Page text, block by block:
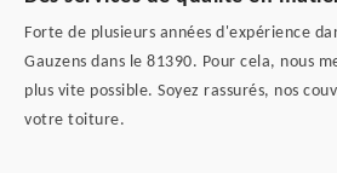
Forte de plusieurs années d'expérience
Gauzens dans le 81390. Pour cela, nous
plus vite possible. Soyez rassurés, nos
votre toiture.